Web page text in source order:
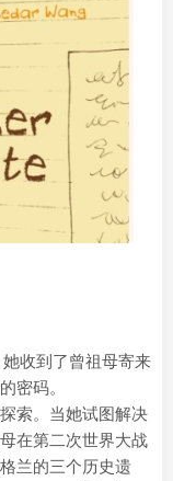
收到了曾祖母寄来
密码。
索。当她试图解决
在第二次世界大战
兰的三个历史遗